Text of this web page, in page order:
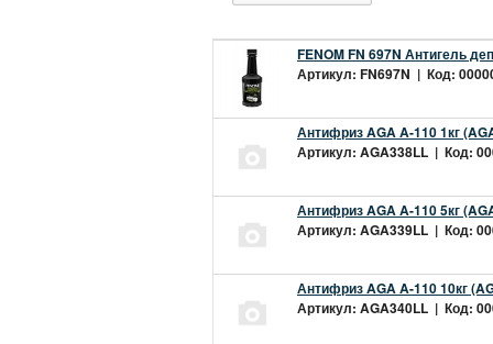
FENOM FN 697N Антигель
Артикул: FN697N | Код:
Антифриз AGA A-110 1кг
Артикул: AGA338LL | Код:
Антифриз AGA A-110 5кг
Артикул: AGA339LL | Код:
Антифриз AGA A-110 10кг
Артикул: AGA340LL | Код: